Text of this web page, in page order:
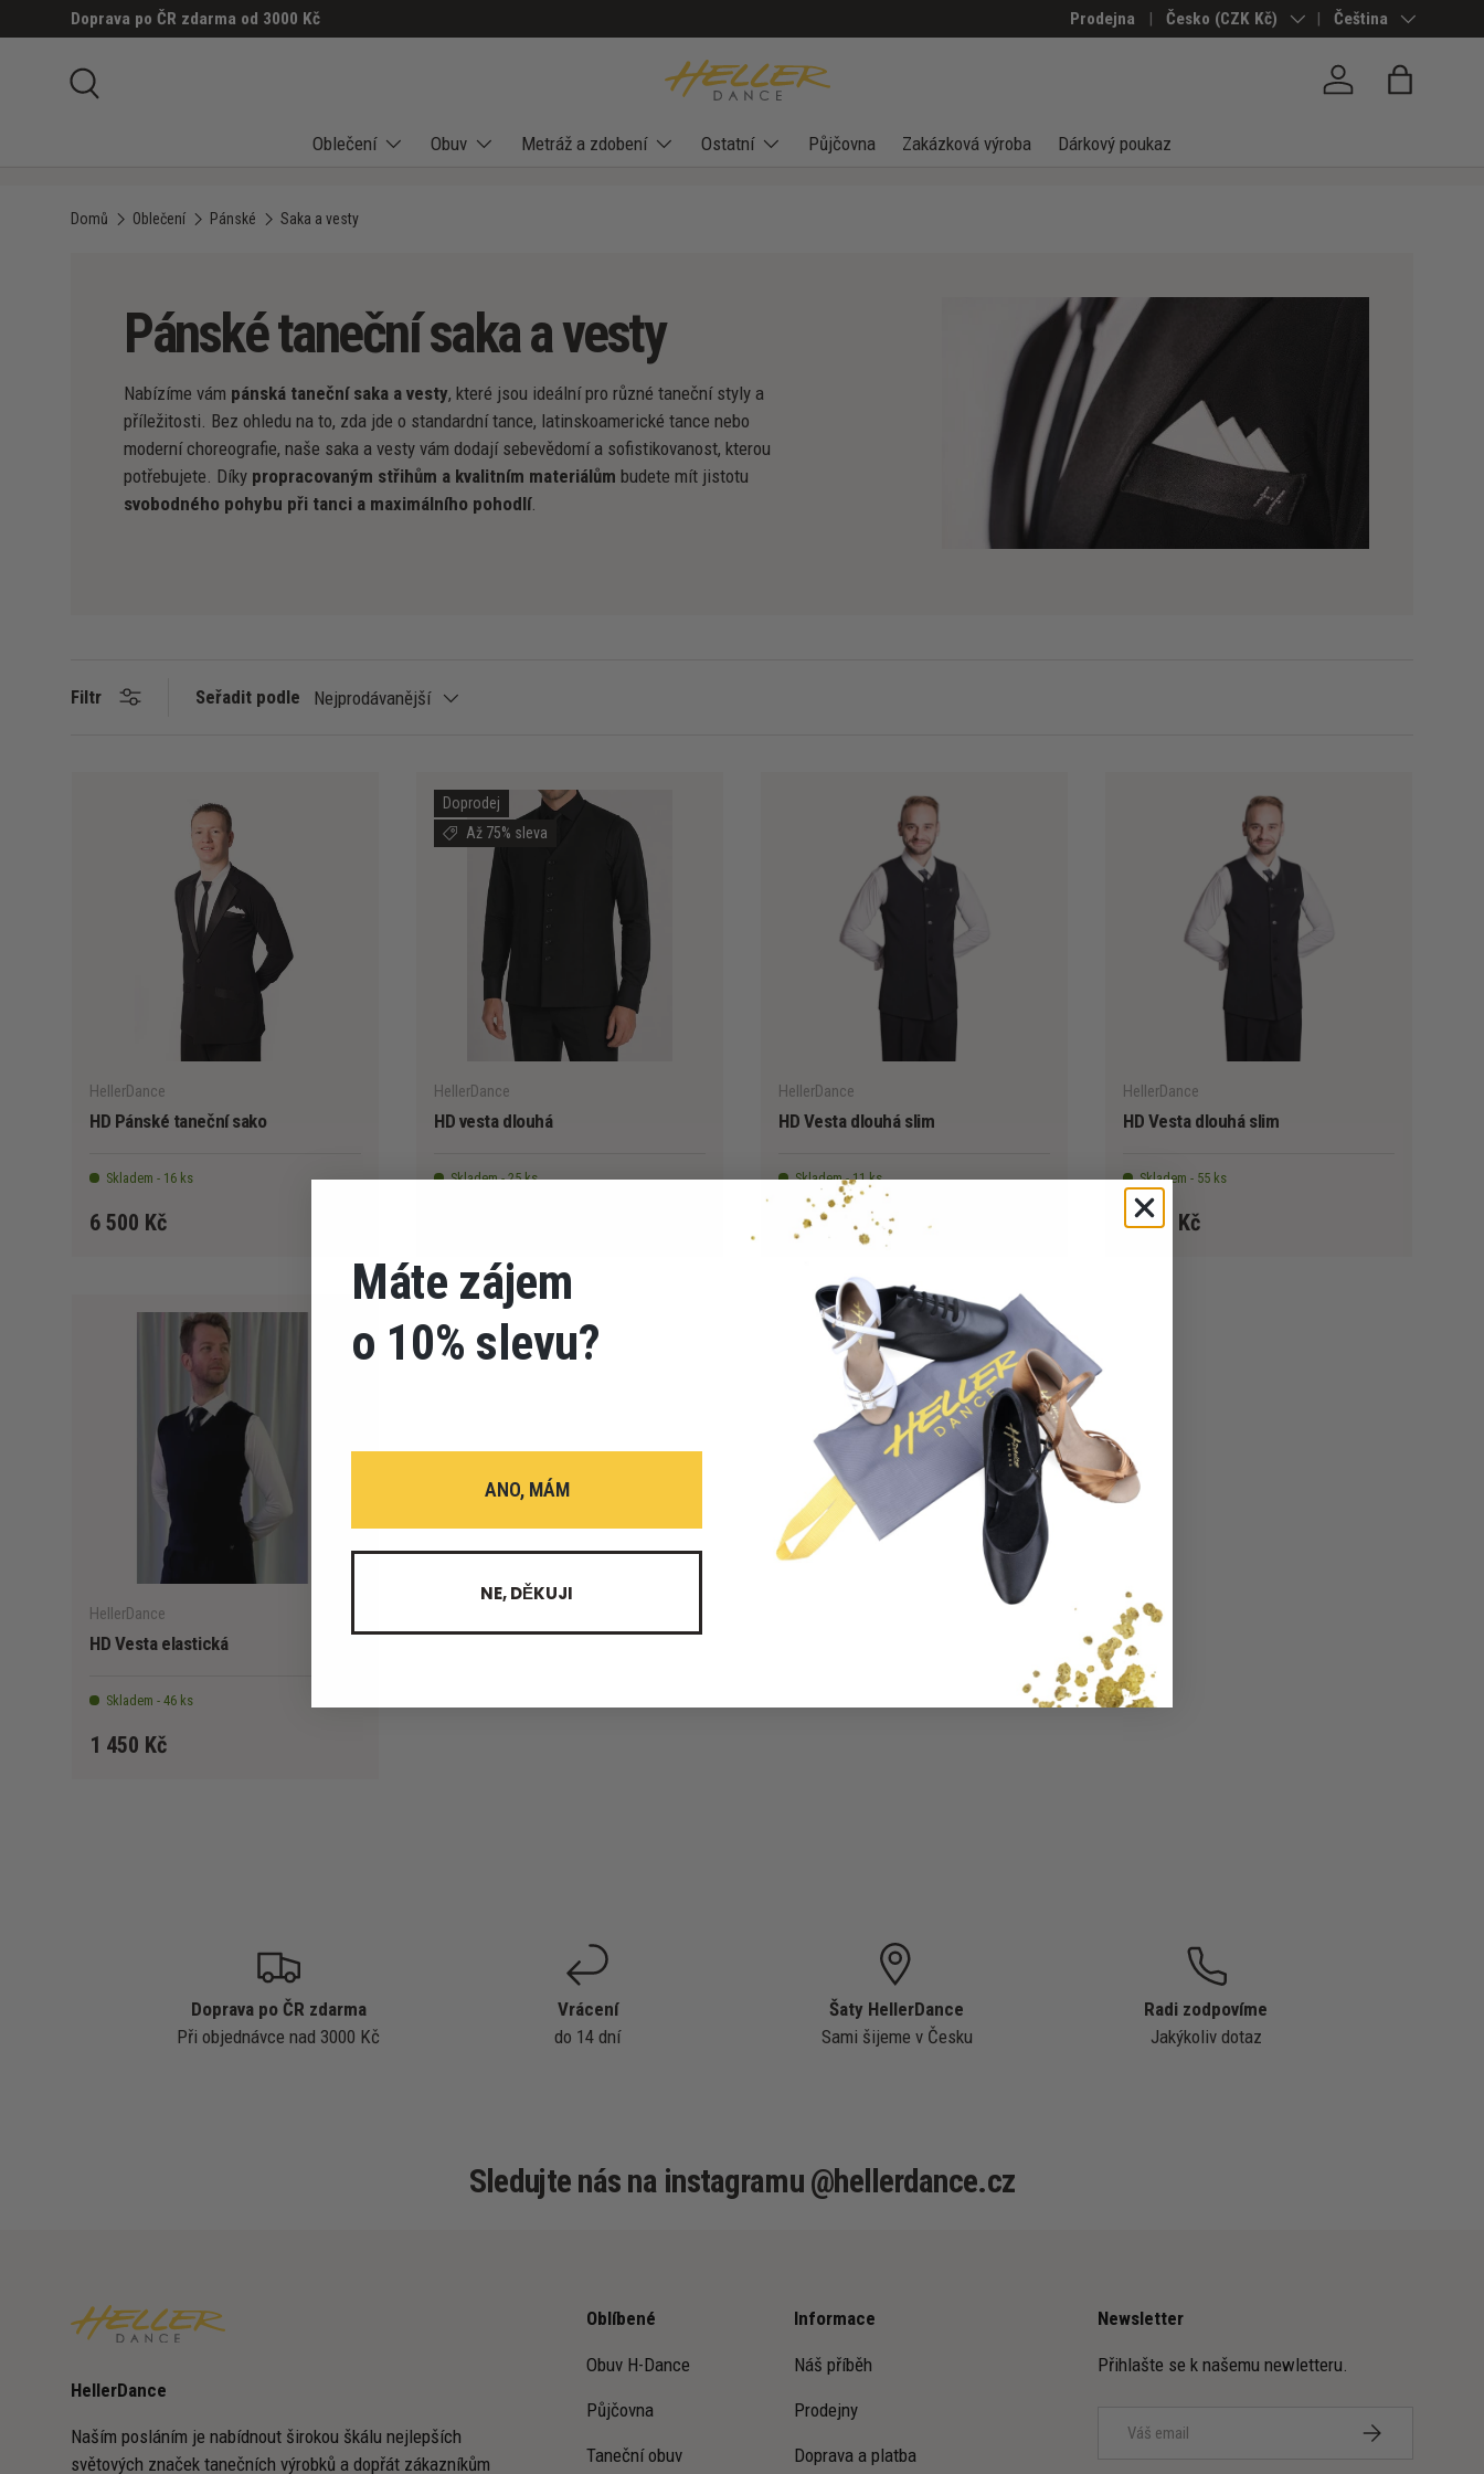
PŘESKOČIT NA OBSAH
Doprava po ČR zdarma od 3000 Kč Prodejna Země/Region
Česko (CZK Kč) JazykČeština
Přihlásit seTaška
Oblečení Obuv Metráž a zdobení Ostatní Půjčovna Zakázková výroba Dárkový poukaz
Saka a vesty
Pánské
Oblečení
Domů
Pánské taneční saka a vesty
Nabízíme vám pánská taneční saka a vesty, které jsou ideální pro různé taneční styly a
příležitosti. Bez ohledu na to, zda jde o standardní tance, latinskoamerické tance nebo
moderní choreografie, naše saka a vesty vám dodají sebevědomí a sofistikovanost, kterou
potřebujete. Díky propracovaným střihům a kvalitním materiálům budete mít jistotu
svobodného pohybu při tanci a maximálního pohodlí.
Filtr Seřadit podle Nejprodávanější
HellerDance
HD Pánské taneční sako
Skladem - 16 ks
6 500 Kč
Doprodej
Až 75% sleva
HellerDance
HD vesta dlouhá
Skladem - 25 ks
HellerDance
HD Vesta dlouhá slim
Skladem - 11 ks
3 190 Kč
HellerDance
HD Vesta dlouhá slim
Skladem - 55 ks
3 390 Kč
HellerDance
HD Vesta elastická
Skladem - 46 ks
1 450 Kč
VYBERTE MOŽNOSTI
Doprava po ČR zdarma
Při objednávce nad 3000 Kč
Vrácení
do 14 dní
Šaty HellerDance
Sami šijeme v Česku
Radi zodpovíme
Jakýkoliv dotaz
Sledujte nás na instagramu @hellerdance.cz
HellerDance
Naším posláním je nabídnout širokou škálu nejlepších
světových značek tanečních výrobků a dopřát zákazníkům
Oblíbené
Obuv H-Dance
Půjčovna
Taneční obuv
Informace
Náš příběh
Prodejny
Doprava a platba
Newsletter
Přihlašte se k našemu newletteru.
PŘIHLÁSIT SE K
Máte zájem
o 10% slevu?
ANO, MÁM
NE, DĚKUJI